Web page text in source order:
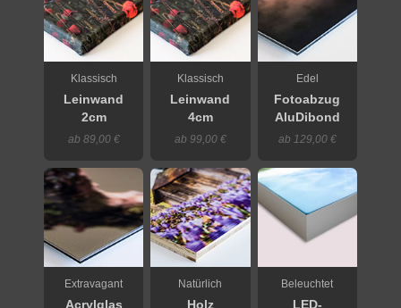
Klassisch
Leinwand
2cm
ab 89,00 €
Klassisch
Leinwand
4cm
ab 99,00 €
Edel
Fotoabzug
AluDibond
ab 129,00 €
Extravagant
Acrylglas
Natürlich
Holz
Beleuchtet
LED-